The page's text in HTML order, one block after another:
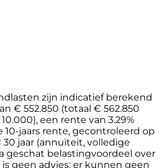
zijn indicatief berekend
€ 552.850 (totaal € 562.850
een rente van 3.29%
10-jaars rente, gecontroleerd op
jaar (annuïteit, volledige
geschat belastingvoordeel over
geen advies; er kunnen geen